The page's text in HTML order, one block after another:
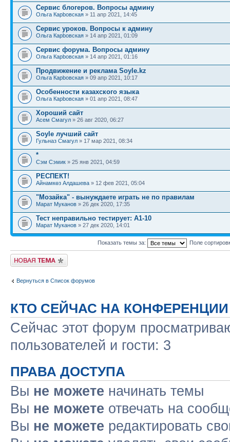
Сервис блогеров. Вопросы админу
Ольга Карbовская » 11 апр 2021, 14:45
Сервис уроков. Вопросы к админу
Ольга Карbовская » 14 апр 2021, 01:09
Сервис форума. Вопросы админу
Ольга Карbовская » 14 апр 2021, 01:16
Продвижение и реклама Soyle.kz
Ольга Карbовская » 09 апр 2021, 10:17
Особенности казахского языка
Ольга Карbовская » 01 апр 2021, 08:47
Хороший сайт
Асем Смагул » 26 авг 2020, 06:27
Soyle лучший сайт
Гульназ Смагул » 17 мар 2021, 08:34
*
Сэм Сэмик » 25 янв 2021, 04:59
РЕСПЕКТ!
Айнамкөз Алдашева » 12 фев 2021, 05:04
"Мозайка" - вынуждаете играть не по правилам
Марат Муканов » 26 дек 2020, 17:35
Тест неправильно тестирует: А1-10
Марат Муканов » 27 дек 2020, 14:01
Показать темы за: Поле
Новая тема
Вернуться в Список форумов
КТО СЕЙЧАС НА КОНФЕРЕНЦИИ
Сейчас этот форум
пользователей и гости: 3
ПРАВА ДОСТУПА
Вы не можете начинать темы
Вы не можете отвечать на
Вы не можете редактировать